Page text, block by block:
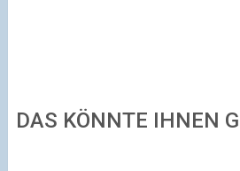
DAS KÖNNTE IHNEN